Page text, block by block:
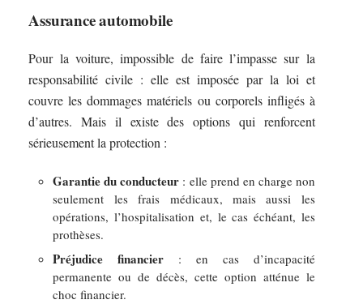
Assurance automobile
Pour la voiture, impossible de faire l’impasse sur la
responsabilité civile : elle est imposée par la loi et
couvre les dommages matériels ou corporels infligés à
d’autres. Mais il existe des options qui renforcent
sérieusement la protection :
Garantie du conducteur : elle prend en charge non
seulement les frais médicaux, mais aussi les
opérations, l’hospitalisation et, le cas échéant, les
prothèses.
Préjudice financier : en cas d’incapacité
permanente ou de décès, cette option atténue le
choc financier.